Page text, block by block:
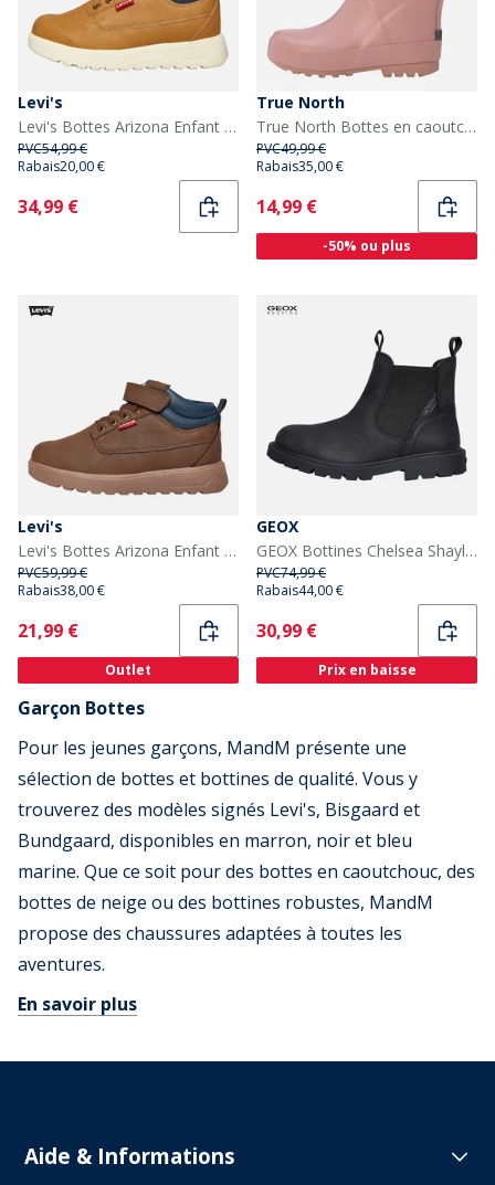
Levi's
Levi's Bottes Arizona Enfant Camel 0138
PVC54,99 €
Rabais20,00 €
Current
34,99 €
True North
True North Bottes en caoutchouc Enfant rose Clair Lt-Rose
PVC49,99 €
Rabais35,00 €
Current
14,99 €
-50% ou plus
Levi's
Levi's Bottes Arizona Enfant Marron Foncé 0018
PVC59,99 €
Rabais38,00 €
Current
21,99 €
Outlet
GEOX
GEOX Bottines Chelsea Shaylax Garçon Noir
PVC74,99 €
Rabais44,00 €
Current
30,99 €
Prix en baisse
Garçon Bottes
Pour les jeunes garçons, MandM présente une
sélection de bottes et bottines de qualité. Vous y
trouverez des modèles signés Levi's, Bisgaard et
Bundgaard, disponibles en marron, noir et bleu
marine. Que ce soit pour des bottes en caoutchouc, des
bottes de neige ou des bottines robustes, MandM
propose des chaussures adaptées à toutes les
aventures.
En savoir plus
Aide & Informations